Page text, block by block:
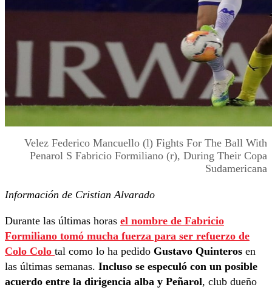
Velez Federico Mancuello (l) Fights For The Ball With
Penarol S Fabricio Formiliano (r), During Their Copa
Sudamericana
Información de Cristian Alvarado
Durante las últimas horas el nombre de Fabricio
Formiliano tomó mucha fuerza para ser refuerzo de
Colo Colo tal como lo ha pedido Gustavo Quinteros en
las últimas semanas. Incluso se especuló con un posible
acuerdo entre la dirigencia alba y Peñarol, club dueño